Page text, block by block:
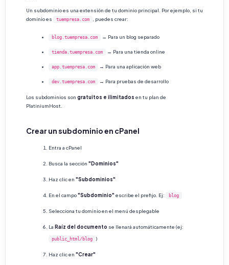
Un subdominio es una extensión de tu dominio principal. Por ejemplo, si tu
dominio es
tuempresa.com , puedes crear:
blog.tuempresa.com → Para un blog separado
tienda.tuempresa.com → Para una tienda online
app.tuempresa.com → Para una aplicación web
dev.tuempresa.com → Para pruebas de desarrollo
Los subdominios son gratuitos e ilimitados en tu plan de
PlatiniumHost.
Crear un subdominio en cPanel
Entra a cPanel
Busca la sección "Dominios"
Haz clic en "Subdominios"
En el campo"Subdominio" escribe el prefijo. Ej: blog
Selecciona tu dominio en el menú desplegable
La Raíz del documento se llenará automáticamente (ej:
public_html/blog )
Haz clic en "Crear"